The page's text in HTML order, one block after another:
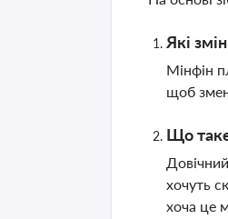
Які
Мінфін
щоб
Що
хочуть
хоча це